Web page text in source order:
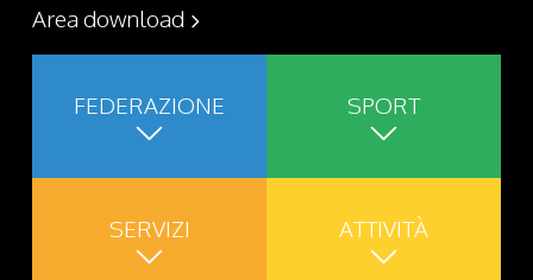
Area download
FEDERAZIONE SPORT
SERVIZI ATTIVITÀ